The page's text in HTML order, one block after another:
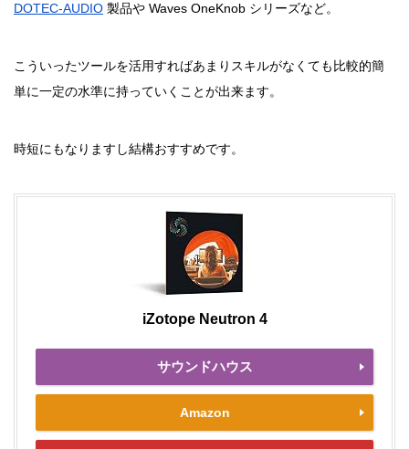
DOTEC-AUDIO 製品や Waves OneKnob シリーズなど。
こういったツールを活用すればあまりスキルがなくても比較的簡
単に一定の水準に持っていくことが出来ます。
時短にもなりますし結構おすすめです。
iZotope Neutron 4
サウンドハウス
Amazon